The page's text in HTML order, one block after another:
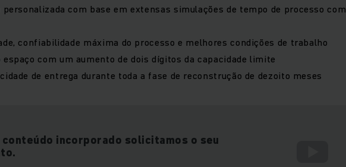
com base em extensas simulações de tempo de processo com
confiabilidade máxima do processo e melhores condições de trabalho
espaço com um aumento de dois dígitos da capacidade limite
de entrega durante toda a fase de reconstrução de dezoito meses
incorporado solicitamos o seu